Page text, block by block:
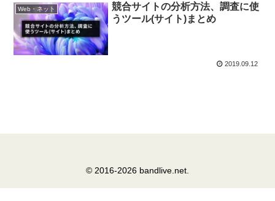
Web・ネット
競合サイトの分析方法、調査に使
うツール(サイト)まとめ
2019.09.12
© 2016-2026 bandlive.net.